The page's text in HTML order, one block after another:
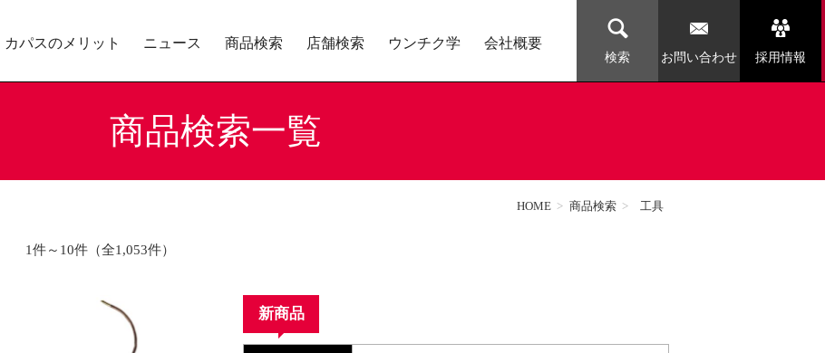
検索 お問い合わせ 採用情報
カパスのメリット ニュース 商品検索 店舗検索 ウンチク学 会社概要
商品検索一覧
HOME > 商品検索 > 工具
1件～10件（全1,053件）
新商品